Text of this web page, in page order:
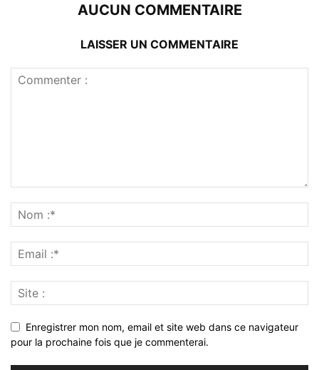
AUCUN COMMENTAIRE
LAISSER UN COMMENTAIRE
Enregistrer mon nom, email et site web dans ce navigateur
pour la prochaine fois que je commenterai.